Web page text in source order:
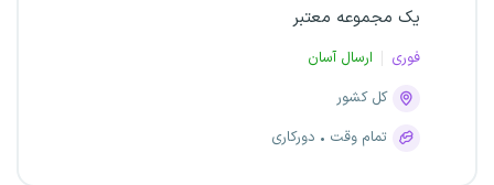
یک مجموعه معتبر
فوری
ارسال آسان
کل کشور
تمام وقت
دورکاری